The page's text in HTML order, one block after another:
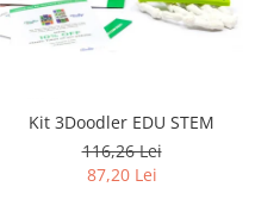
Kit 3Doodler EDU STEM
116,26 Lei
87,20 Lei